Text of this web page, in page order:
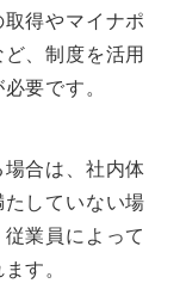
得やマイナポ
、制度を活用
要です。
合は、社内体
していない場
業員によって
す。